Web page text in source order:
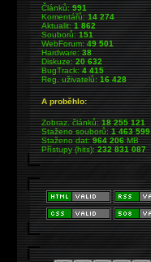
Článků:991
Komentářů:14 274
Aktualit:1 862
Souborů:151
WebForum:49 501
Hardware:38
Diskuze:20 632
BugTrack:4 415
Reg. uživatelů:16 428
A proběhlo:
Zobraz. článků:18 255 121
Staženo souborů:1 463 599
Staženo dat:964 206MB
Přístupy (hits):232 831 087